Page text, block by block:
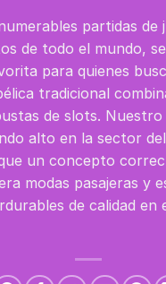
partidas de
de todo el mundo,
para quienes
tradicional
de slots. Nuestro
alto en la sector
un concepto
modas pasajeras y
de calidad en